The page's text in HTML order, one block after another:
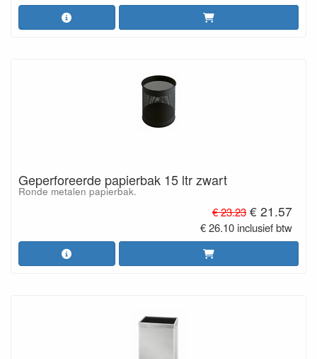
Geperforeerde papierbak 15 ltr zwart
Ronde metalen papierbak.
€ 23.23 € 21.57
€ 26.10 inclusief btw